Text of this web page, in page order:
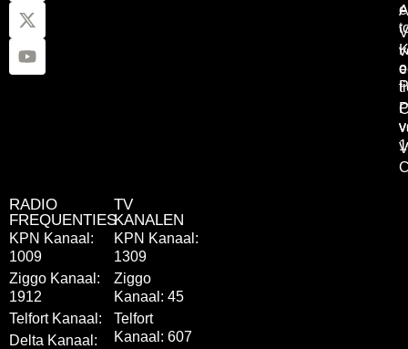
RADIO
FREQUENTIES
KPN Kanaal:
1009
Ziggo Kanaal:
1912
Telfort Kanaal:
Delta Kanaal:
TV
KANALEN
KPN Kanaal:
1309
Ziggo
Kanaal: 45
Telfort
Kanaal: 607